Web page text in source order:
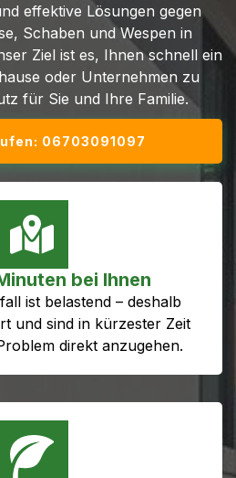
effektive Lösungen gegen
Schaben und Wespen in
Ziel ist es, Ihnen schnell ein
oder Unternehmen zu
für Sie und Ihre Familie.
06703091097
bei Ihnen
ist belastend – deshalb
und sind in kürzester Zeit
direkt anzugehen.